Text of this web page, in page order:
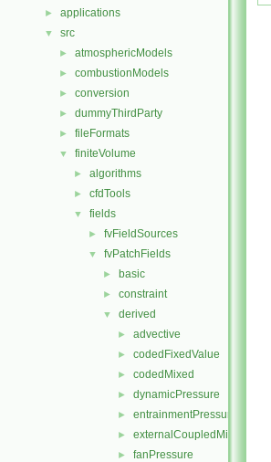
► applications
▼ src
► atmosphericModels
► combustionModels
► conversion
► dummyThirdParty
► fileFormats
▼ finiteVolume
► algorithms
► cfdTools
▼ fields
► fvFieldSources
▼ fvPatchFields
► basic
► constraint
▼ derived
► advective
► codedFixedValue
► codedMixed
► dynamicPressure
► entrainmentPressure
► externalCoupledMixed
► fanPressure